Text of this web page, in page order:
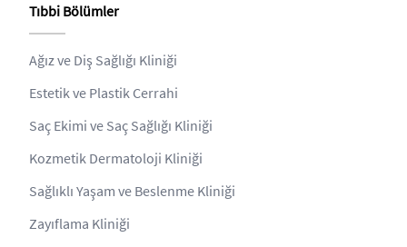
Tıbbi Bölümler
Ağız ve Diş Sağlığı Kliniği
Estetik ve Plastik Cerrahi
Saç Ekimi ve Saç Sağlığı Kliniği
Kozmetik Dermatoloji Kliniği
Sağlıklı Yaşam ve Beslenme Kliniği
Zayıflama Kliniği